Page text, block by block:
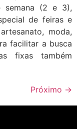
semana (2 e 3),
de feiras e
moda,
facilitar a busca
fixas também
Próximo →